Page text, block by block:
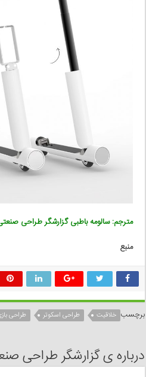
مترجم: سالومه باطبی گزارشگر طراحی
منبع
برچسب خلاقیت طراحی اسکوتر طراحی
درباره ی گزارشگر طراحی